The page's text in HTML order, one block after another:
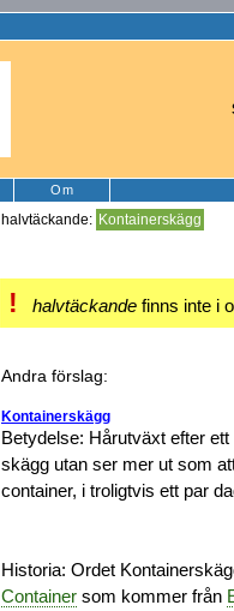
Om
halvtäckande: Kontainerskägg
! halvtäckande finns inte i
Andra förslag:
Kontainerskägg
Betydelse: Hårutväxt efter
skägg utan ser mer ut som
container, i troligtvis ett par
Historia: Ordet
Container som kommer från